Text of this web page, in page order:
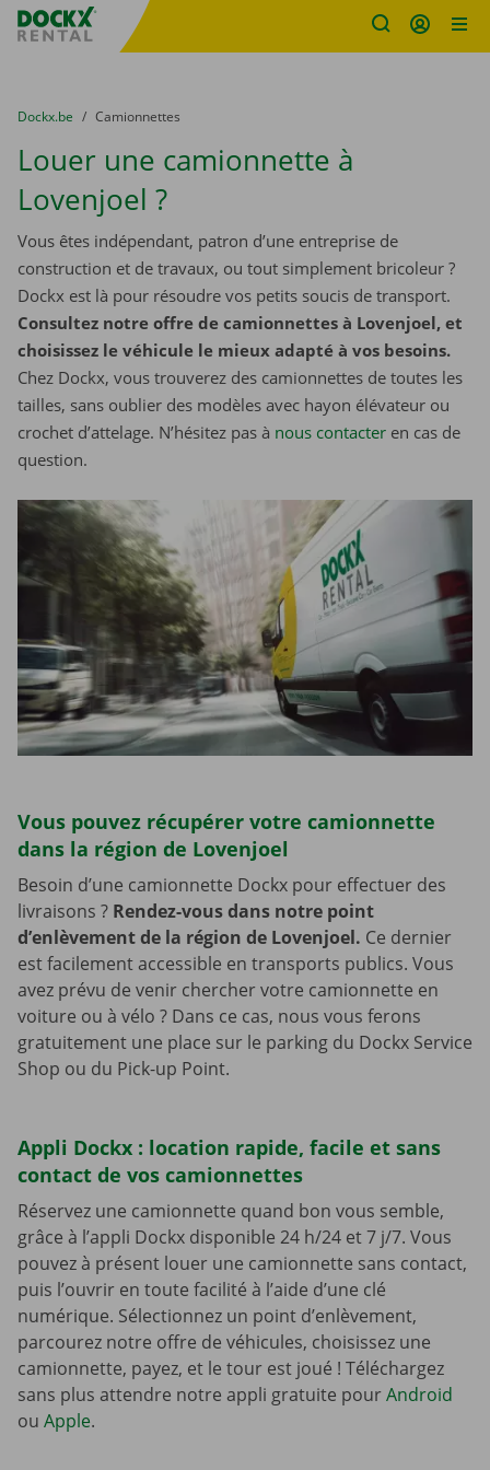
sitename
You are here:
du
Dockx.be to
Camionnettes
Louer une camionnette à
Lovenjoel ?
Vous êtes indépendant, patron d’une entreprise de
construction et de travaux, ou tout simplement bricoleur ?
Dockx est là pour résoudre vos petits soucis de transport.
Consultez notre offre de camionnettes à Lovenjoel, et
choisissez le véhicule le mieux adapté à vos besoins.
Chez Dockx, vous trouverez des camionnettes de toutes les
tailles, sans oublier des modèles avec hayon élévateur ou
crochet d’attelage. N’hésitez pas à nous contacter ​​​​​​​ en cas de
question.
Vous pouvez récupérer votre camionnette
dans la région de Lovenjoel
Besoin d’une camionnette Dockx pour effectuer des
livraisons ? Rendez-vous dans notre point
d’enlèvement de la région de Lovenjoel. Ce dernier
est facilement accessible en transports publics. Vous
avez prévu de venir chercher votre camionnette en
voiture ou à vélo ? Dans ce cas, nous vous ferons
gratuitement une place sur le parking du Dockx Service
Shop ou du Pick-up Point.
Appli Dockx : location rapide, facile et sans
contact de vos camionnettes
Réservez une camionnette quand bon vous semble,
grâce à l’appli Dockx disponible 24 h/24 et 7 j/7. Vous
pouvez à présent louer une camionnette sans contact,
puis l’ouvrir en toute facilité à l’aide d’une clé
numérique. Sélectionnez un point d’enlèvement,
parcourez notre offre de véhicules, choisissez une
camionnette, payez, et le tour est joué ! Téléchargez
sans plus attendre notre appli gratuite pourAndroid
ou Apple.